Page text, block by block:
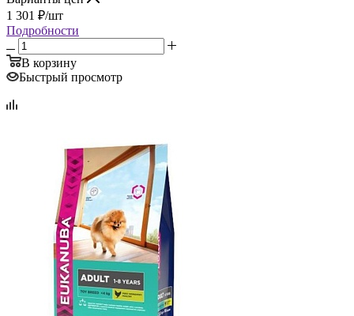
1 301 ₽/шт
Подробности
В корзину
Быстрый просмотр